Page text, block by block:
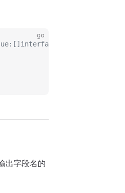
go
{}{"$total",
出字段名的